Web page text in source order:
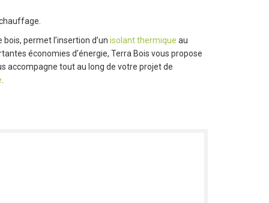
permet l’insertion d’un isolant thermique au
économies d’énergie, Terra Bois vous propose
accompagne tout au long de votre projet de